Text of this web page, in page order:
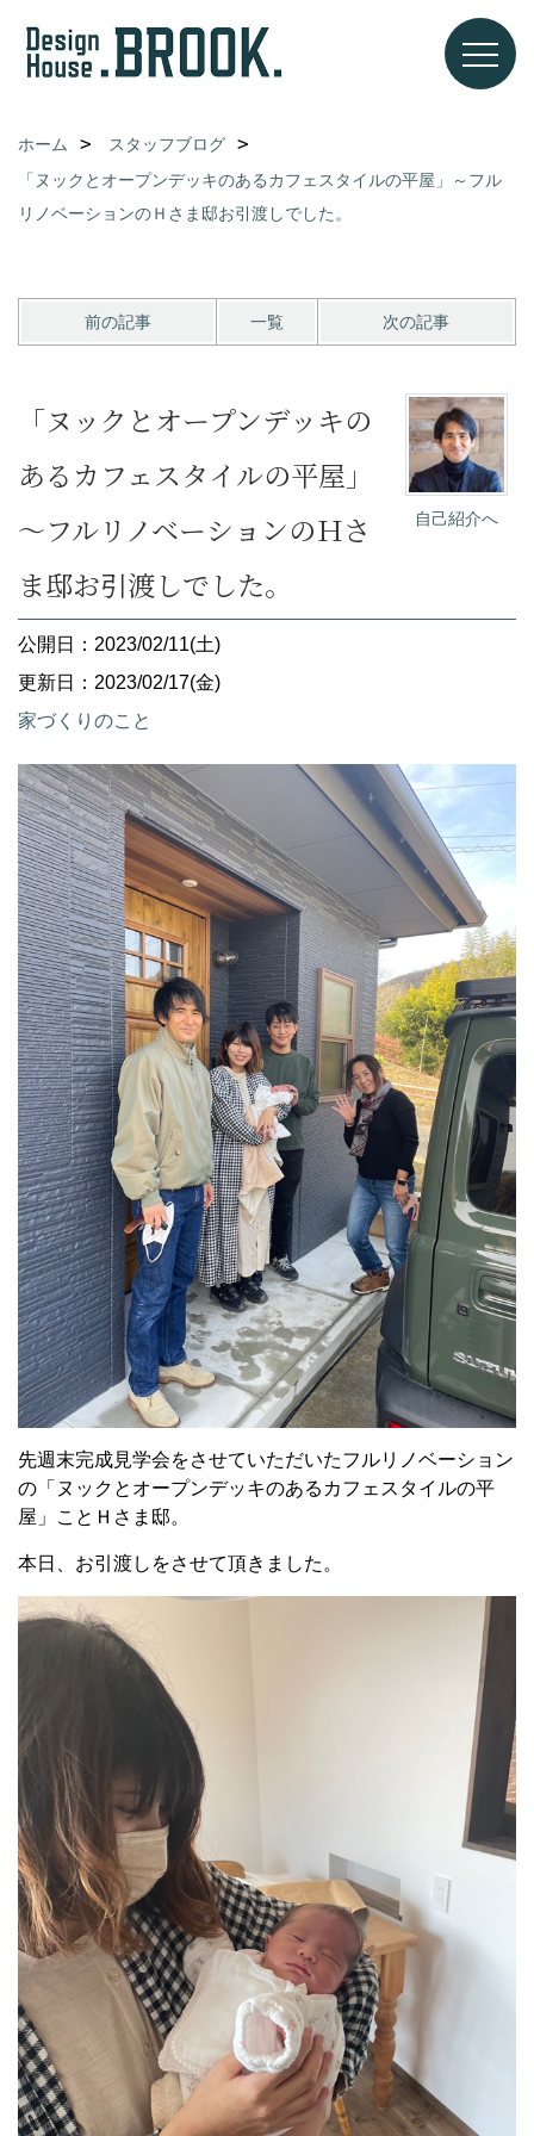
ホーム
スタッフブログ
「ヌックとオープンデッキのあるカフェスタイルの平屋」～フル
リノベーションのＨさま邸お引渡しでした。
前の記事 一覧 次の記事
自己紹介へ
「ヌックとオープンデッキの
あるカフェスタイルの平屋」
～フルリノベーションのＨさ
ま邸お引渡しでした。
公開日：2023/02/11(土)
更新日：2023/02/17(金)
家づくりのこと
先週末完成見学会をさせていただいたフルリノベーション
の「ヌックとオープンデッキのあるカフェスタイルの平
屋」ことＨさま邸。
本日、お引渡しをさせて頂きました。